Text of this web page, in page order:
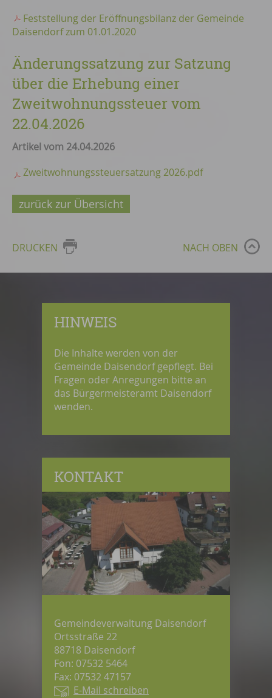
Feststellung der Eröffnungsbilanz der Gemeinde
Daisendorf zum 01.01.2020
Änderungssatzung zur Satzung
über die Erhebung einer
Zweitwohnungssteuer vom
22.04.2026
Artikel vom 24.04.2026
Zweitwohnungssteuersatzung 2026.pdf
zurück zur Übersicht
DRUCKEN NACH OBEN
HINWEIS
Die Inhalte werden von der
Gemeinde Daisendorf gepflegt. Bei
Fragen oder Anregungen bitte an
das Bürgermeisteramt Daisendorf
wenden.
KONTAKT
Gemeindeverwaltung Daisendorf
Ortsstraße 22
88718 Daisendorf
Fon: 07532 5464
Fax: 07532 47157
E-Mail schreiben